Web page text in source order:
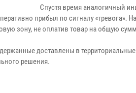
Спустя время аналогичный
прибыл по сигналу «тревога».
зону, не оплатив товар на общую
доставлены в
решения.